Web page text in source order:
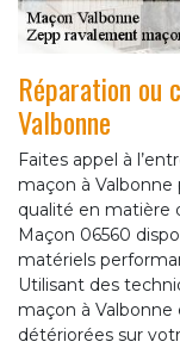
Réparation ou
Valbonne
Faites appel à
maçon à
qualité en matière
Maçon 06560
matériels
Utilisant des
maçon à Valbonne
détériorées sur